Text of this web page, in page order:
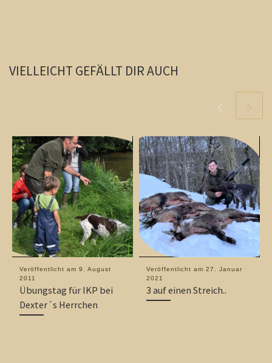
VIELLEICHT GEFÄLLT DIR AUCH
Veröffentlicht am 9. August
2011
Übungstag für IKP bei
Dexter´s Herrchen
Veröffentlicht am 27. Januar
2021
3 auf einen Streich..